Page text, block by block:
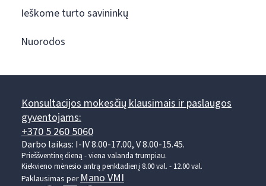
Ieškome turto savininkų
Nuorodos
Konsultacijos mokesčių klausimais ir paslaugos
gyventojams:
+370 5 260 5060
Darbo laikas: I-IV 8.00-17.00, V 8.00-15.45.
Prieššventinę dieną - viena valanda trumpiau.
Kiekvieno mėnesio antrą penktadienį 8.00 val. - 12.00 val.
Paklausimas per Mano VMI